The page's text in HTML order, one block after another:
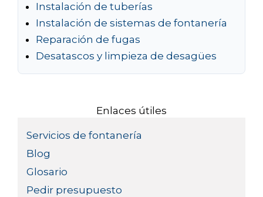
Instalación de tuberías
Instalación de sistemas de fontanería
Reparación de fugas
Desatascos y limpieza de desagües
Enlaces útiles
Servicios de fontanería
Blog
Glosario
Pedir presupuesto